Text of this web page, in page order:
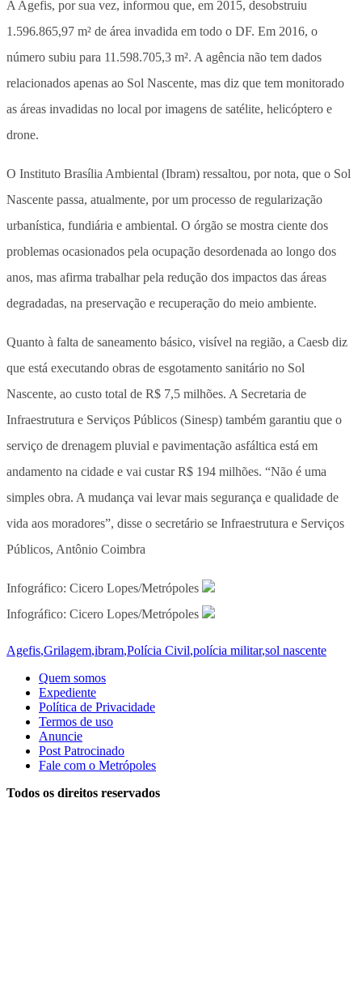
A Agefis, por sua vez, informou que, em 2015, desobstruiu
1.596.865,97 m² de área invadida em todo o DF. Em 2016, o
número subiu para 11.598.705,3 m². A agência não tem dados
relacionados apenas ao Sol Nascente, mas diz que tem monitorado
as áreas invadidas no local por imagens de satélite, helicóptero e
drone.
O Instituto Brasília Ambiental (Ibram) ressaltou, por nota, que o Sol
Nascente passa, atualmente, por um processo de regularização
urbanística, fundiária e ambiental. O órgão se mostra ciente dos
problemas ocasionados pela ocupação desordenada ao longo dos
anos, mas afirma trabalhar pela redução dos impactos das áreas
degradadas, na preservação e recuperação do meio ambiente.
Quanto à falta de saneamento básico, visível na região, a Caesb diz
que está executando obras de esgotamento sanitário no Sol
Nascente, ao custo total de R$ 7,5 milhões. A Secretaria de
Infraestrutura e Serviços Públicos (Sinesp) também garantiu que o
serviço de drenagem pluvial e pavimentação asfáltica está em
andamento na cidade e vai custar R$ 194 milhões. “Não é uma
simples obra. A mudança vai levar mais segurança e qualidade de
vida aos moradores”, disse o secretário se Infraestrutura e Serviços
Públicos, Antônio Coimbra
Infográfico: Cicero Lopes/Metrópoles
Infográfico: Cicero Lopes/Metrópoles
Agefis,Grilagem,ibram,Polícia Civil,polícia militar,sol nascente
Quem somos
Expediente
Política de Privacidade
Termos de uso
Anuncie
Post Patrocinado
Fale com o Metrópoles
Todos os direitos reservados